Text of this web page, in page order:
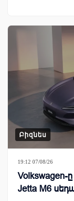
Բիզնես
19:12 07/08/26
Volkswagen-
Jetta M6